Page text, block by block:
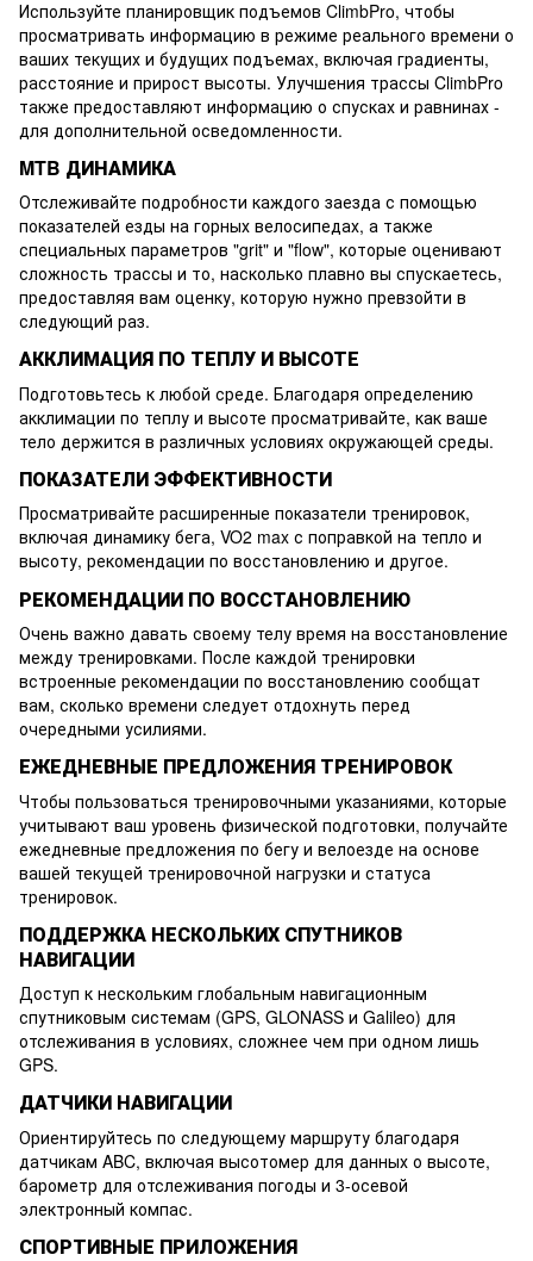
Используйте планировщик подъемов ClimbPro, чтобы
просматривать информацию в режиме реального времени о
ваших текущих и будущих подъемах, включая градиенты,
расстояние и прирост высоты. Улучшения трассы ClimbPro
также предоставляют информацию о спусках и равнинах -
для дополнительной осведомленности.
MTB ДИНАМИКА
Отслеживайте подробности каждого заезда с помощью
показателей езды на горных велосипедах, а также
специальных параметров "grit" и "flow", которые оценивают
сложность трассы и то, насколько плавно вы спускаетесь,
предоставляя вам оценку, которую нужно превзойти в
следующий раз.
АККЛИМАЦИЯ ПО ТЕПЛУ И ВЫСОТЕ
Подготовьтесь к любой среде. Благодаря определению
акклимации по теплу и высоте просматривайте, как ваше
тело держится в различных условиях окружающей среды.
ПОКАЗАТЕЛИ ЭФФЕКТИВНОСТИ
Просматривайте расширенные показатели тренировок,
включая динамику бега, VO2 max с поправкой на тепло и
высоту, рекомендации по восстановлению и другое.
РЕКОМЕНДАЦИИ ПО ВОССТАНОВЛЕНИЮ
Очень важно давать своему телу время на восстановление
между тренировками. После каждой тренировки
встроенные рекомендации по восстановлению сообщат
вам, сколько времени следует отдохнуть перед
очередными усилиями.
ЕЖЕДНЕВНЫЕ ПРЕДЛОЖЕНИЯ ТРЕНИРОВОК
Чтобы пользоваться тренировочными указаниями, которые
учитывают ваш уровень физической подготовки, получайте
ежедневные предложения по бегу и велоезде на основе
вашей текущей тренировочной нагрузки и статуса
тренировок.
ПОДДЕРЖКА НЕСКОЛЬКИХ СПУТНИКОВ
НАВИГАЦИИ
Доступ к нескольким глобальным навигационным
спутниковым системам (GPS, GLONASS и Galileo) для
отслеживания в условиях, сложнее чем при одном лишь
GPS.
ДАТЧИКИ НАВИГАЦИИ
Ориентируйтесь по следующему маршруту благодаря
датчикам ABC, включая высотомер для данных о высоте,
барометр для отслеживания погоды и 3-осевой
электронный компас.
СПОРТИВНЫЕ ПРИЛОЖЕНИЯ